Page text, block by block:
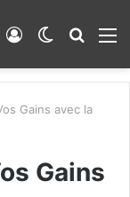
Switch
Войти
Gains avec la
Gains